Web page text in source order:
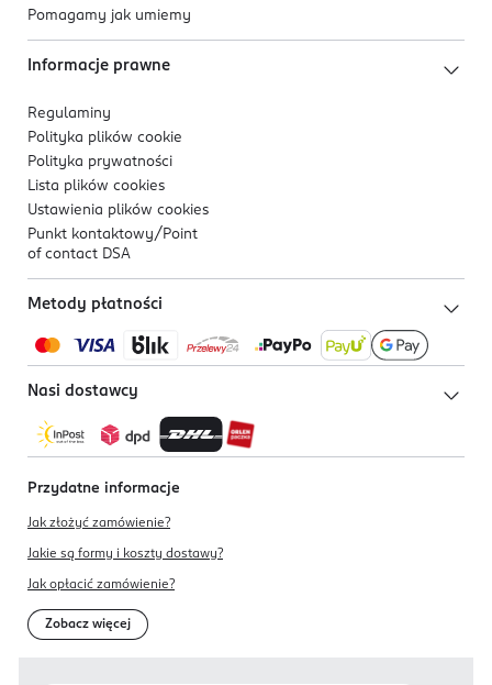
Pomagamy jak umiemy
Informacje prawne
Regulaminy
Polityka plików cookie
Polityka prywatności
Lista plików cookies
Ustawienia plików cookies
Punkt kontaktowy/ Point
of contact DSA
Metody płatności
Nasi dostawcy
Przydatne informacje
Jak złożyć zamówienie?
Jakie są formy i koszty dostawy?
Jak opłacić zamówienie?
Zobacz więcej